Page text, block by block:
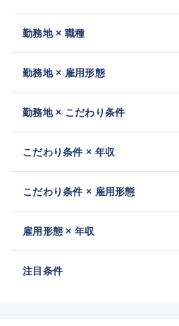
勤務地 × 職種
勤務地 × 雇用形態
勤務地 × こだわり条件
こだわり条件 × 年収
こだわり条件 × 雇用形態
雇用形態 × 年収
注目条件